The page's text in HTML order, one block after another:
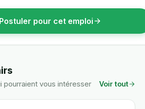
Postuler pour cet emploi
pourraient vous intéresser Voir tout